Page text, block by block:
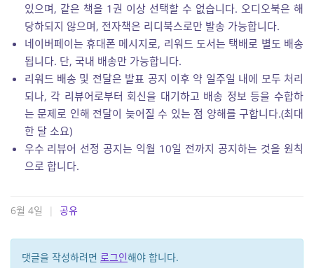
있으며, 같은 책을 1권 이상 선택할 수 없습니다. 오디오북은 해
당하되지 않으며, 전자책은 리디북스로만 발송 가능합니다.
네이버페이는 휴대폰 메시지로, 리워드 도서는 택배로 별도 배송
됩니다. 단, 국내 배송만 가능합니다.
리워드 배송 및 전달은 발표 공지 이후 약 일주일 내에 모두 처리
되나, 각 리뷰어로부터 회신을 대기하고 배송 정보 등을 수합하
는 문제로 인해 전달이 늦어질 수 있는 점 양해를 구합니다.(최대
한 달 소요)
우수 리뷰어 선정 공지는 익월 10일 전까지 공지하는 것을 원칙
으로 합니다.
6월 4일 | 공유
댓글을 작성하려면 로그인해야 합니다.